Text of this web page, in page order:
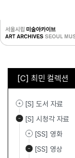
[C] 최민 컬렉션
[S] 도서 자료
[S] 시청각 자료
[SS] 영화
[SS] 영상